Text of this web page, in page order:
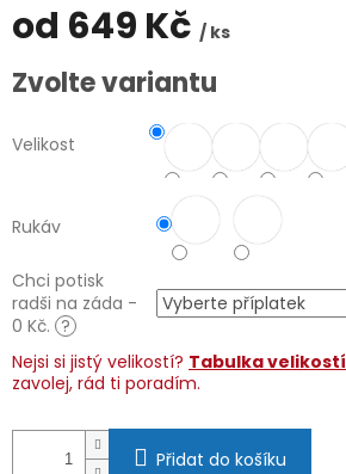
od 649 Kč / ks
Měrná
cena:
Zvolte variantu
Velikost
Rukáv
Chci potisk
radši na záda -
0 Kč. ?
Nejsi si jistý velikostí? Tabulka velikostí
zavolej, rád ti poradím.
Přidat do košíku